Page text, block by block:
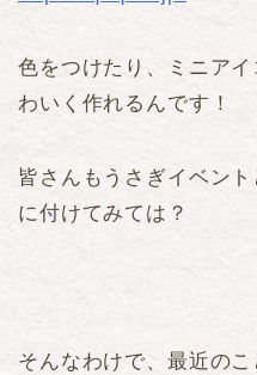
色をつけたり、ミニア
わいく作れるんです！
皆さんもうさぎイベン
に付けてみては？
そんなわけで、最近の